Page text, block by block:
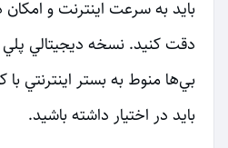
بايد به سرعت اينترنت و امكان
دقت كنيد. نسخه ديجيتالي
بي‌ها منوط به بستر اينترنتي
بايد در اختيار داشته باشيد.